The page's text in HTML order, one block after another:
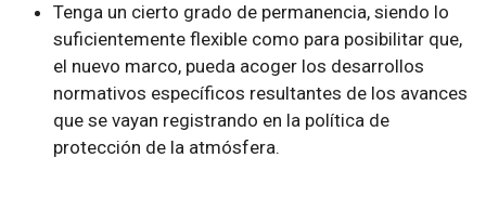
Tenga un cierto grado de permanencia, siendo lo
suficientemente flexible como para posibilitar que,
el nuevo marco, pueda acoger los desarrollos
normativos específicos resultantes de los avances
que se vayan registrando en la política de
protección de la atmósfera.